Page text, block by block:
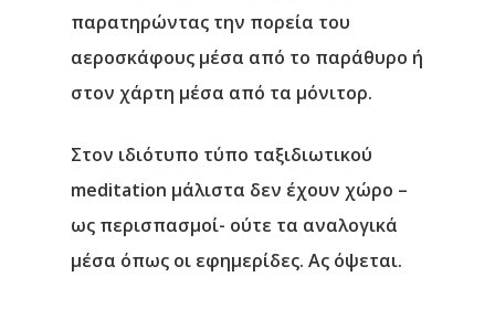
παρατηρώντας την πορεία του
αεροσκάφους μέσα από το παράθυρο ή
στον χάρτη μέσα από τα μόνιτορ.
Στον ιδιότυπο τύπο ταξιδιωτικού
meditation μάλιστα δεν έχουν χώρο –
ως περισπασμοί- ούτε τα αναλογικά
μέσα όπως οι εφημερίδες. Ας όψεται.